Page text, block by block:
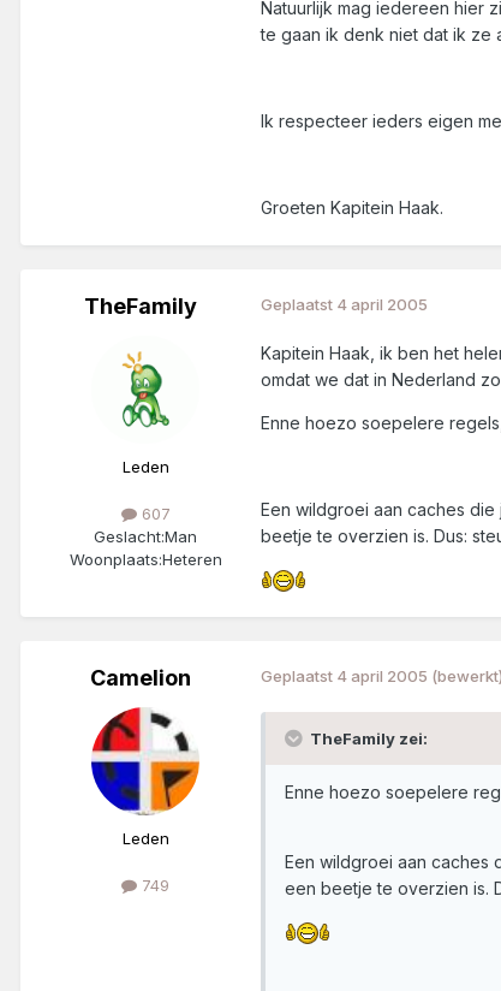
Natuurlijk mag iedereen hier
te gaan ik denk niet dat ik ze
Ik respecteer ieders eigen
Groeten Kapitein Haak.
TheFamily
Leden
607
Geslacht:Man
Woonplaats:Heteren
Geplaatst 4 april 2005
Kapitein Haak, ik ben het
omdat we dat in Nederland
Enne hoezo soepelere
Een wildgroei aan caches
beetje te overzien is. Dus:
Camelion
Leden
749
Geplaatst 4 april 2005 (bewerkt)
TheFamily zei:
Enne hoezo soepelere
Een wildgroei aan caches
een beetje te overzien is.